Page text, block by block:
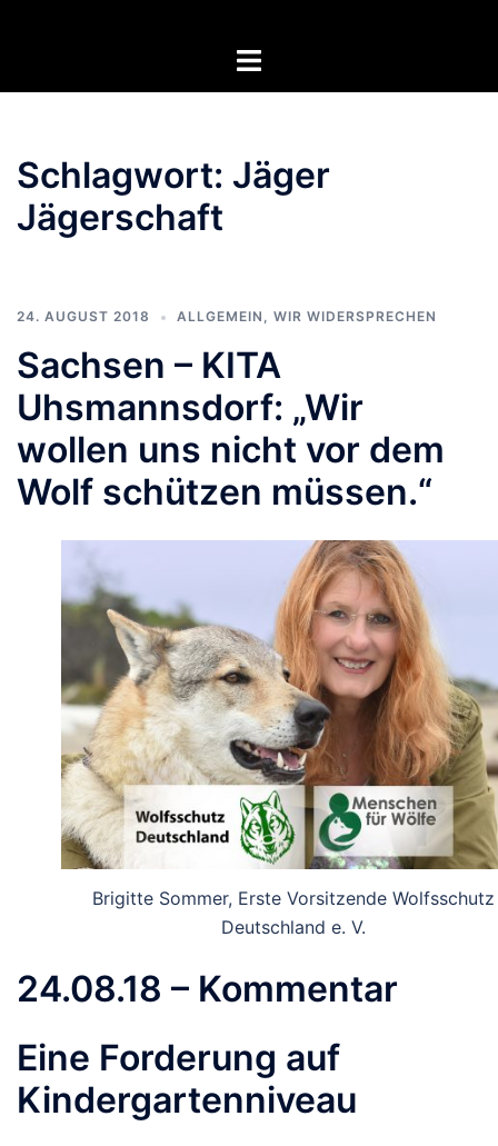
Menü
Schlagwort: Jäger
Jägerschaft
24. AUGUST 2018 ALLGEMEIN , WIR WIDERSPRECHEN
Sachsen – KITA
Uhsmannsdorf: „Wir
wollen uns nicht vor dem
Wolf schützen müssen.“
Brigitte Sommer, Erste Vorsitzende Wolfsschutz
Deutschland e. V.
24.08.18 – Kommentar
Eine Forderung auf
Kindergartenniveau